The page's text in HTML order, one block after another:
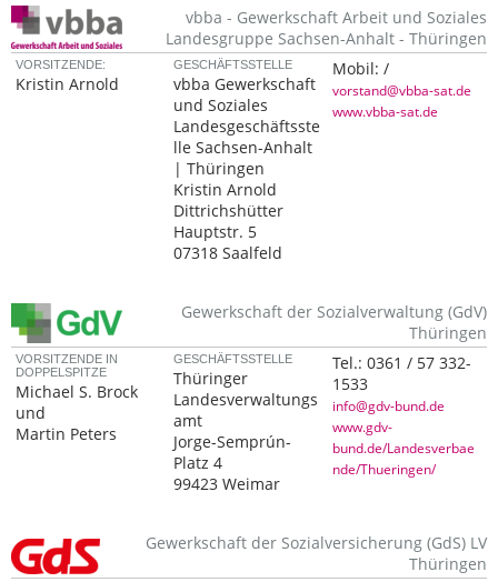
vbba - Gewerkschaft Arbeit und Soziales
Landesgruppe Sachsen-Anhalt - Thüringen
VORSITZENDE:
Kristin Arnold
GESCHÄFTSSTELLE
vbba Gewerkschaft
und Soziales
Landesgeschäftsste
lle Sachsen-Anhalt
| Thüringen
Kristin Arnold
Dittrichshütter
Hauptstr. 5
07318 Saalfeld
Mobil:/
vorstand@vbba-sat.de
www.vbba-sat.de
Gewerkschaft der Sozialverwaltung (GdV)
Thüringen
VORSITZENDE IN
DOPPELSPITZE
Michael S. Brock
und
Martin Peters
GESCHÄFTSSTELLE
Thüringer
Landesverwaltungs
amt
Jorge-Semprún-
Platz 4
99423 Weimar
Tel.:0361 / 57 332-
1533
info@gdv-bund.de
www.gdv-
bund.de/Landesverbae
nde/Thueringen/
Gewerkschaft der Sozialversicherung (GdS) LV
Thüringen